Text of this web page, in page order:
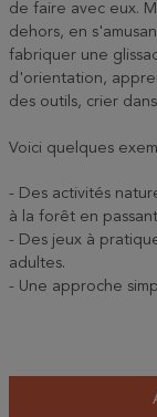
de faire avec eux.
dehors, en
fabriquer une
d'orientation,
des outils, crier
Voici quelques
- Des activités
à la forêt en
- Des jeux à
adultes.
- Une approche